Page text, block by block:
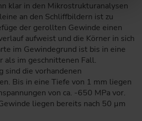
klar in den Mikrostrukturanalysen
an den Schliffbildern ist zu
der gerollten Gewinde einen
aufweist und die Körner in sich
im Gewindegrund ist bis in eine
als im geschnittenen Fall.
sind die vorhandenen
Bis in eine Tiefe von 1 mm liegen
von ca. -650 MPa vor.
liegen bereits nach 50 µm